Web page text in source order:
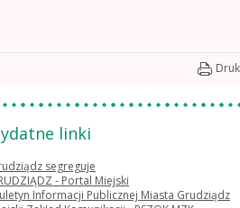
linki
segreguje
- Portal Miejski
Informacji Publicznej Miasta Grudziądz